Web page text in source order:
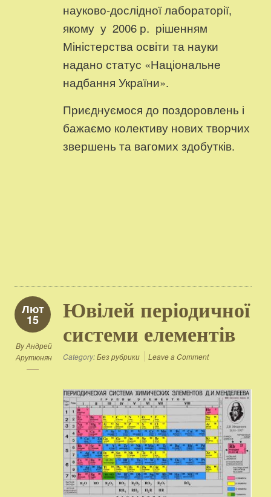
науково-дослідної лабораторії,
якому у 2006 р. рішенням
Міністерства освіти та науки
надано статус «Національне
надбання України».
Приєднуємося до поздоровлень і
бажаємо колективу нових творчих
звершень та вагомих здобутків.
Лют
15
ByАндрей
Арутюнян
Ювілей періодичної
системи елементів
Category:Без рубрики Leave a Comment